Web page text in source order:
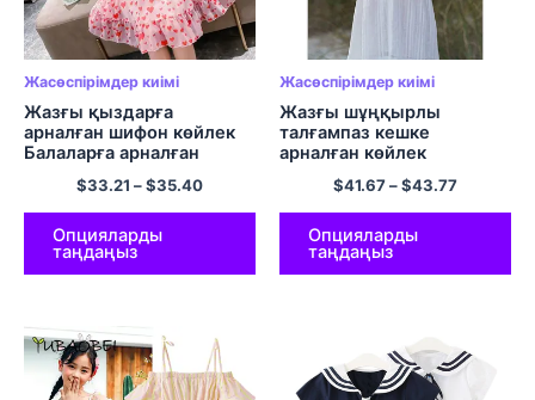
Жасөспірімдер киімі
Жазғы қыздарға
арналған шифон көйлек
Балаларға арналған
қысқа жеңді қызғылт
түсті жүректі басылған
гүлді көйлектер тәтті
балалар ханшайымының
көйлегі Балалар киімі
$33.21 –$35.40
Опцияларды
таңдаңыз
Жасөспірімдер киімі
Жазғы шұңқырлы
талғампаз кешке
арналған көйлек
Балаларға арналған ұзын
кешкі сарафан
жасөспірімдерге
арналған шілтерлі
тігілген макси көйлектер
киім
$41.67–$43.77
Опцияларды
таңдаңыз